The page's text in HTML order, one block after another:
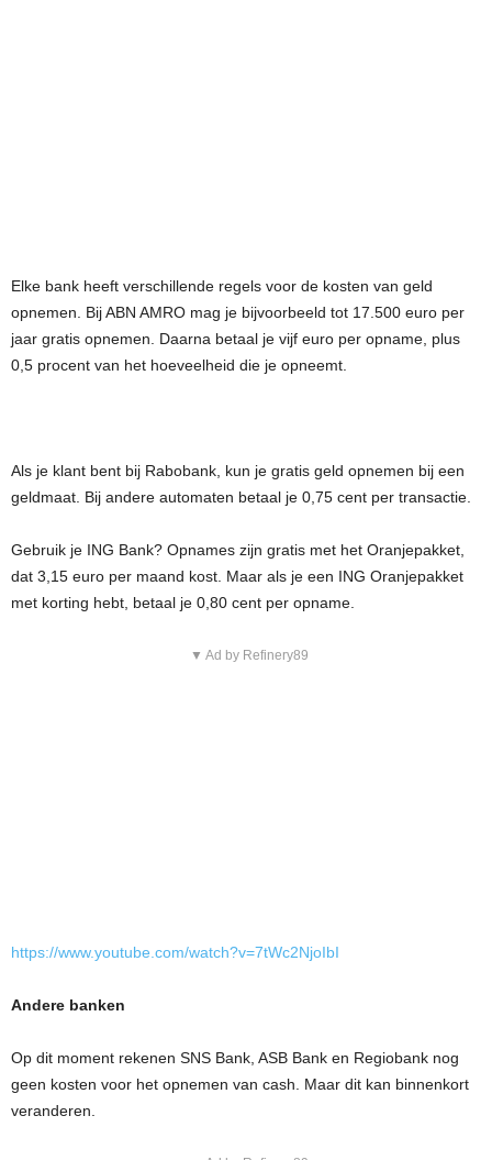
Elke bank heeft verschillende regels voor de kosten van geld
opnemen. Bij ABN AMRO mag je bijvoorbeeld tot 17.500 euro per
jaar gratis opnemen. Daarna betaal je vijf euro per opname, plus
0,5 procent van het hoeveelheid die je opneemt.
Als je klant bent bij Rabobank, kun je gratis geld opnemen bij een
geldmaat. Bij andere automaten betaal je 0,75 cent per transactie.
Gebruik je ING Bank? Opnames zijn gratis met het Oranjepakket,
dat 3,15 euro per maand kost. Maar als je een ING Oranjepakket
met korting hebt, betaal je 0,80 cent per opname.
▼ Ad by Refinery89
https://www.youtube.com/watch?v=7tWc2NjoIbI
Andere banken
Op dit moment rekenen SNS Bank, ASB Bank en Regiobank nog
geen kosten voor het opnemen van cash. Maar dit kan binnenkort
veranderen.